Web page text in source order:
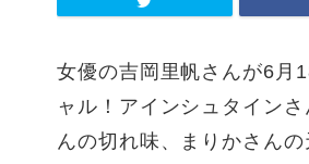
女優の吉岡里帆さんが6月
ャル！アインシュタイン
んの切れ味、まりかさん